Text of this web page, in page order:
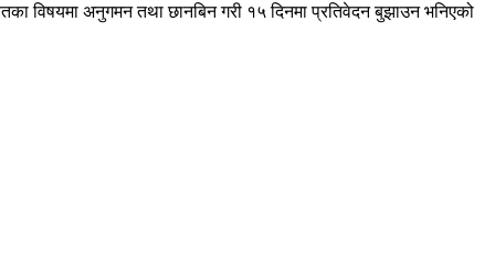
विषयमा अनुगमन तथा छानबिन गरी १५ दिनमा प्रतिवेदन बुझाउन भनिएको